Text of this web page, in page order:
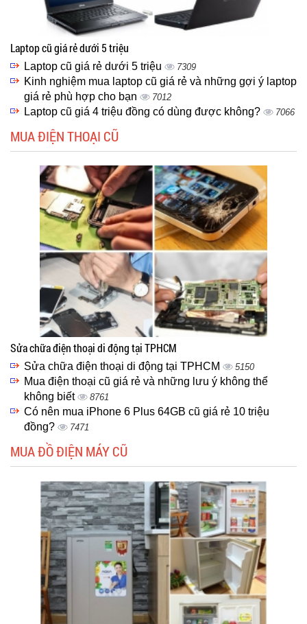
Laptop cũ giá rẻ dưới 5 triệu
Laptop cũ giá rẻ dưới 5 triệu 7309
Kinh nghiệm mua laptop cũ giá rẻ và những gợi ý laptop
giá rẻ phù hợp cho bạn
7012
Laptop cũ giá 4 triệu đồng có dùng được không? 7066
MUA ĐIỆN THOẠI CŨ
Sửa chữa điện thoại di động tại TPHCM
Sửa chữa điện thoại di động tại TPHCM 5150
Mua điện thoại cũ giá rẻ và những lưu ý không thể
không biết
8761
Có nên mua iPhone 6 Plus 64GB cũ giá rẻ 10 triệu
đồng?
7471
MUA ĐỒ ĐIỆN MÁY CŨ